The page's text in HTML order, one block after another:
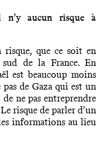
aucun risque à
risque, que ce soit en
de la France. En
est beaucoup moins
de Gaza qui est un
ne pas entreprendre
risque de parler d’un
informations au lieu